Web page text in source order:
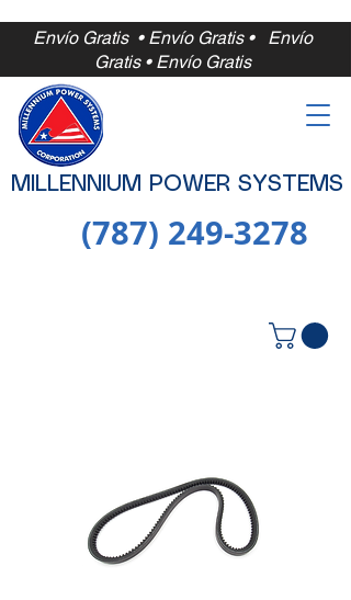
MILLENNIUM POWER SYSTEMS
(787) 249-3278
Envío Gratis • Envío Gratis •
Envío
Gratis • Envío Gratis